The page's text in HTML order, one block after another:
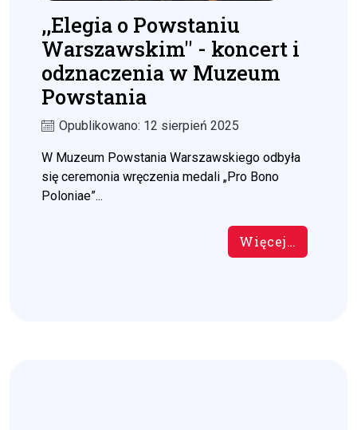
,,Elegia o Powstaniu
Warszawskim'' - koncert i
odznaczenia w Muzeum
Powstania
Opublikowano: 12 sierpień 2025
W Muzeum Powstania Warszawskiego odbyła
się ceremonia wręczenia medali „Pro Bono
Poloniae”...
Więcej…